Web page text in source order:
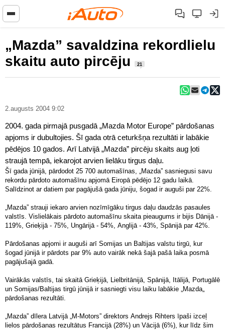
„Mazda” savaldzina rekordlielu
skaitu auto pircēju
21
2.augusts 2004 9:02
2004. gada pirmajā pusgadā „Mazda Motor Europe” pārdošanas
apjoms ir dubultojies. Šī gada otrā ceturkšņa rezultāti ir labākie
pēdējos 10 gados. Arī Latvijā „Mazda” pircēju skaits aug ļoti
straujā tempā, iekarojot arvien lielāku tirgus daļu.
Šī gada jūnijā, pārdodot 25 700 automašīnas, „Mazda” sasniegusi savu
rekordu pārdoto automašīnu apjomā Eiropā pēdējo 12 gadu laikā.
Salīdzinot ar datiem par pagājušā gada jūniju, šogad ir auguši par 22%.
„Mazda” strauji iekaro arvien nozīmīgāku tirgus daļu daudzās pasaules
valstīs. Vislielākais pārdoto automašīnu skaita pieaugums ir bijis Dānijā -
119%, Grieķijā - 75%, Ungārijā - 54%, Anglijā - 43%, Spānijā par 42%.
Pārdošanas apjomi ir auguši arī Somijas un Baltijas valstu tirgū, kur
šogad jūnijā ir pārdots par 9% auto vairāk nekā šajā pašā laika posmā
pagājušajā gadā.
Vairākās valstīs, tai skaitā Grieķijā, Lielbritānijā, Spānijā, Itālijā, Portugālē
un Somijas/Baltijas tirgū jūnijā ir sasniegti visu laiku labākie „Mazda„
pārdošanas rezultāti.
„Mazda” dīlera Latvijā „M-Motors” direktors Andrejs Rihters īpaši izceļ
lielos pārdošanas rezultātus Francijā (28%) un Vācijā (6%), kur līdz šim